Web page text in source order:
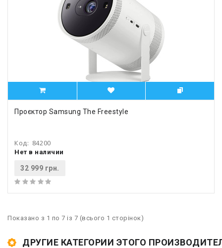
Проєктор Samsung The Freestyle
Код: 84200
Нет в наличии
32 999 грн.
Показано з 1 по 7 із 7 (всього 1 сторінок)
ДРУГИЕ КАТЕГОРИИ ЭТОГО